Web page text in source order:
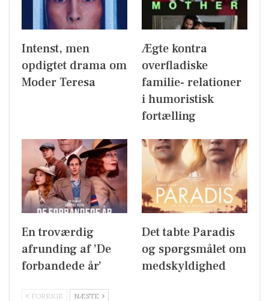
Intenst, men
opdigtet drama om
Moder Teresa
Ægte kontra
overfladiske
familie- relationer
i humoristisk
fortælling
En troværdig
afrunding af ’De
forbandede år’
Det tabte Paradis
og spørgsmålet om
medskyldighed
FORRIGE NÆSTE